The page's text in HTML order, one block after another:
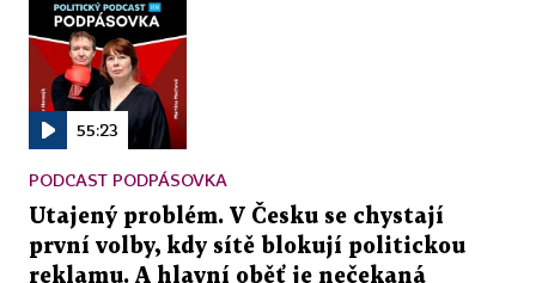
55:23
PODCAST PODPÁSOVKA
Utajený problém. V Česku se chystají
první volby, kdy sítě blokují politickou
reklamu. A hlavní oběť je nečekaná